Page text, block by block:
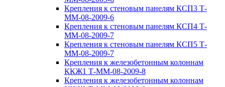
Крепления к стеновым панелям КСП3 Т-
ММ-08-2009-6
Крепления к стеновым панелям КСП4 Т-
ММ-08-2009-7
Крепления к стеновым панелям КСП5 Т-
ММ-08-2009-7
Крепления к железобетонным колоннам
ККЖ1 Т-ММ-08-2009-8
Крепления к железобетонным колоннам